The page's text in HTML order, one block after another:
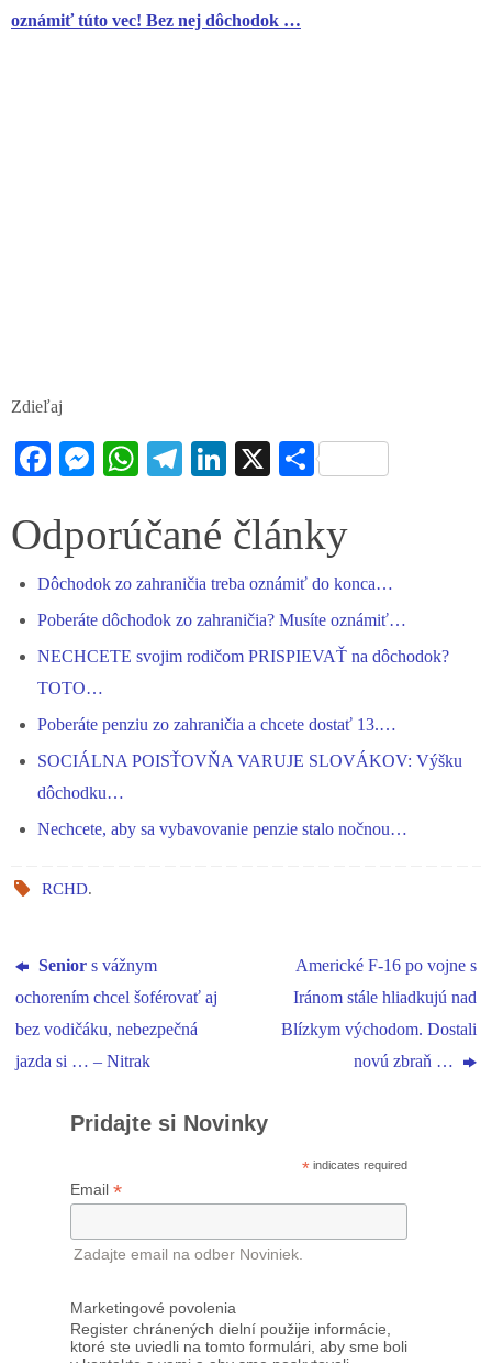
oznámiť túto vec! Bez nej dôchodok …
Zdieľaj
Fa
bo
ok
M
se
er
W
ts
pp
Te
gr
m
Li
ed
X S
re
Odporúčané články
Dôchodok zo zahraničia treba oznámiť do konca…
Poberáte dôchodok zo zahraničia? Musíte oznámiť…
NECHCETE svojim rodičom PRISPIEVAŤ na dôchodok?
TOTO…
Poberáte penziu zo zahraničia a chcete dostať 13.…
SOCIÁLNA POISŤOVŇA VARUJE SLOVÁKOV: Výšku
dôchodku…
Nechcete, aby sa vybavovanie penzie stalo nočnou…
RCHD.
Senior s vážnym
ochorením chcel šoférovať aj
bez vodičáku, nebezpečná
jazda si … – Nitrak
Americké F-16 po vojne s
Iránom stále hliadkujú nad
Blízkym východom. Dostali
novú zbraň …
Pridajte si Novinky
* indicates required
Email *
Zadajte email na odber Noviniek.
Marketingové povolenia
Register chránených dielní použije informácie,
ktoré ste uviedli na tomto formulári, aby sme boli